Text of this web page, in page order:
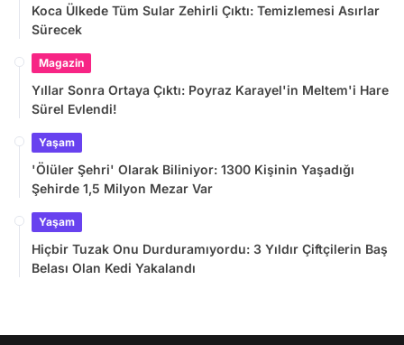
Koca Ülkede Tüm Sular Zehirli Çıktı: Temizlemesi Asırlar
Sürecek
Magazin
Yıllar Sonra Ortaya Çıktı: Poyraz Karayel'in Meltem'i Hare
Sürel Evlendi!
Yaşam
'Ölüler Şehri' Olarak Biliniyor: 1300 Kişinin Yaşadığı
Şehirde 1,5 Milyon Mezar Var
Yaşam
Hiçbir Tuzak Onu Durduramıyordu: 3 Yıldır Çiftçilerin Baş
Belası Olan Kedi Yakalandı